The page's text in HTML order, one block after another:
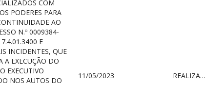
COM
PODERES PARA
AO
N.º 0009384-
E
INCIDENTES, QUE
A EXECUÇÃO DO
EXECUTIVO
NOS AUTOS DO
11/05/2023 REALIZADO